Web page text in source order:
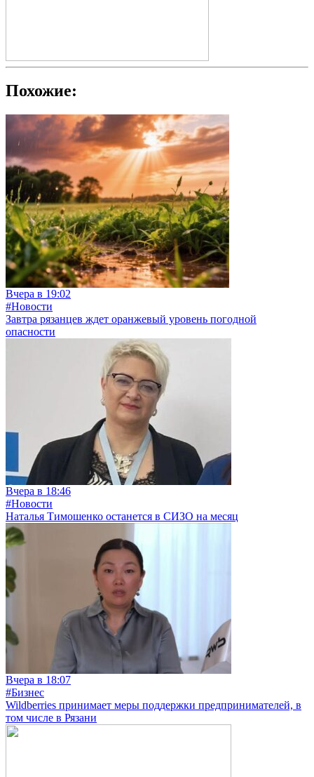
Похожие:
Вчера в 19:02
#Новости
Завтра рязанцев ждет оранжевый уровень погодной
опасности
Вчера в 18:46
#Новости
Наталья Тимошенко останется в СИЗО на месяц
Вчера в 18:07
#Бизнес
Wildberries принимает меры поддержки предпринимателей, в
том числе в Рязани